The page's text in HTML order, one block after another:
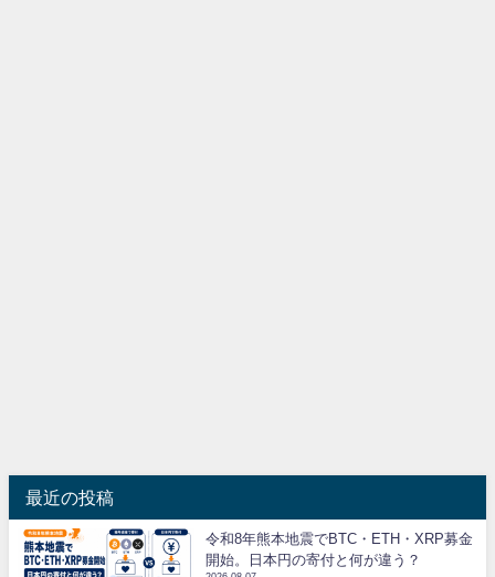
最近の投稿
令和8年熊本地震でBTC・ETH・XRP募金
開始。日本円の寄付と何が違う？